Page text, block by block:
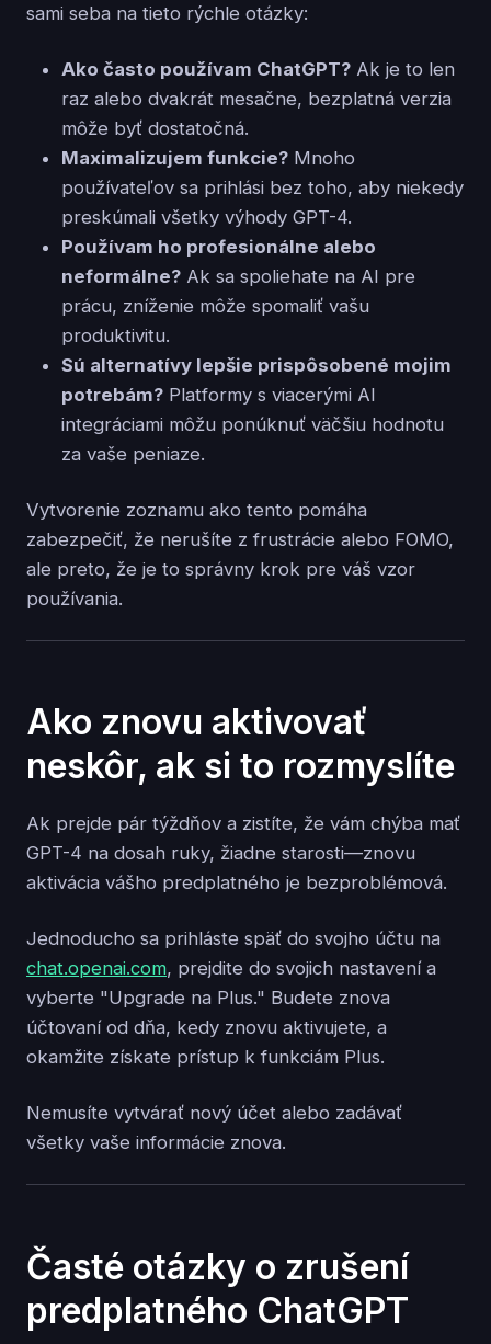
sami seba na tieto rýchle otázky:
Ako často používam ChatGPT? Ak je to len
raz alebo dvakrát mesačne, bezplatná verzia
môže byť dostatočná.
Maximalizujem funkcie? Mnoho
používateľov sa prihlási bez toho, aby niekedy
preskúmali všetky výhody GPT-4.
Používam ho profesionálne alebo
neformálne? Ak sa spoliehate na AI pre
prácu, zníženie môže spomaliť vašu
produktivitu.
Sú alternatívy lepšie prispôsobené mojim
potrebám? Platformy s viacerými AI
integráciami môžu ponúknuť väčšiu hodnotu
za vaše peniaze.
Vytvorenie zoznamu ako tento pomáha
zabezpečiť, že nerušíte z frustrácie alebo FOMO,
ale preto, že je to správny krok pre váš vzor
používania.
Ako znovu aktivovať
neskôr, ak si to rozmyslíte
Ak prejde pár týždňov a zistíte, že vám chýba mať
GPT-4 na dosah ruky, žiadne starosti—znovu
aktivácia vášho predplatného je bezproblémová.
Jednoducho sa prihláste späť do svojho účtu na
chat.openai.com, prejdite do svojich nastavení a
vyberte "Upgrade na Plus." Budete znova
účtovaní od dňa, kedy znovu aktivujete, a
okamžite získate prístup k funkciám Plus.
Nemusíte vytvárať nový účet alebo zadávať
všetky vaše informácie znova.
Časté otázky o zrušení
predplatného ChatGPT